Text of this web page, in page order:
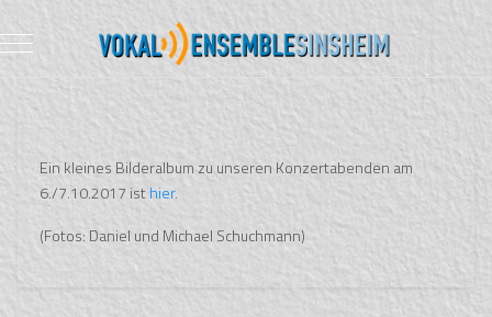
Mobile Menu Toggle
Ein kleines Bilderalbum zu unseren Konzertabenden am
6./7.10.2017 isthier.
(Fotos: Daniel und Michael Schuchmann)